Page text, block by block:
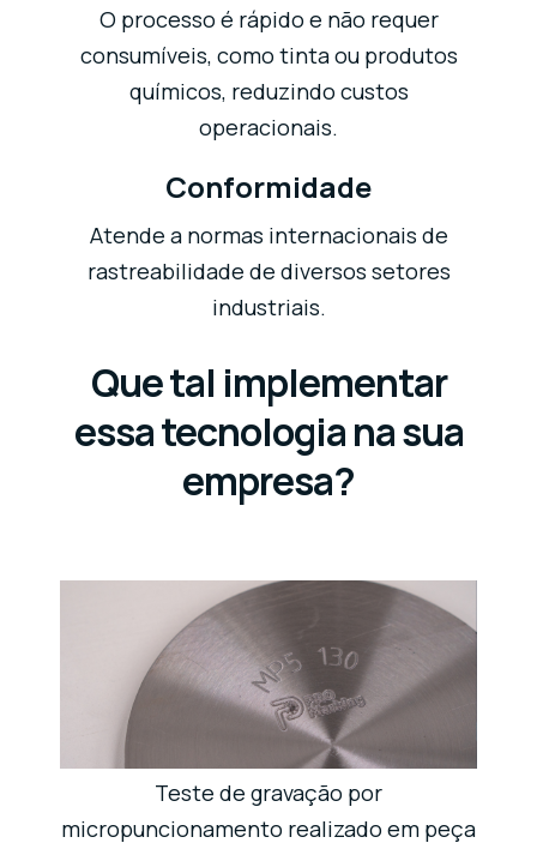
O processo é rápido e não requer
consumíveis, como tinta ou produtos
químicos, reduzindo custos
operacionais.
Conformidade
Atende a normas internacionais de
rastreabilidade de diversos setores
industriais.
Que tal implementar
essa tecnologia na sua
empresa?
Teste de gravação por
micropuncionamento realizado em peça